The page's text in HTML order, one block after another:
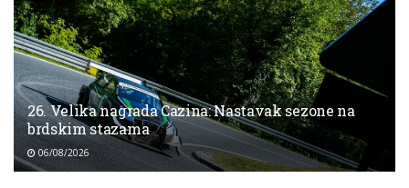
26. Velika nagrada Cazina: Nastavak sezone na
brdskim stazama
06/08/2026